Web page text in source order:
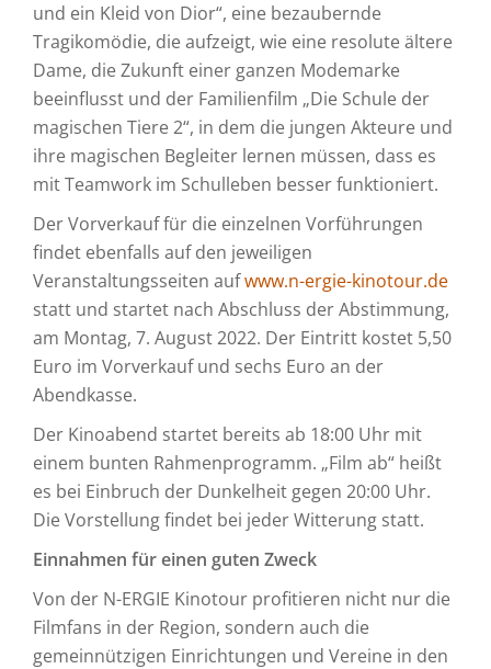
und ein Kleid von Dior“, eine bezaubernde
Tragikomödie, die aufzeigt, wie eine resolute ältere
Dame, die Zukunft einer ganzen Modemarke
beeinflusst und der Familienfilm „Die Schule der
magischen Tiere 2“, in dem die jungen Akteure und
ihre magischen Begleiter lernen müssen, dass es
mit Teamwork im Schulleben besser funktioniert.
Der Vorverkauf für die einzelnen Vorführungen
findet ebenfalls auf den jeweiligen
Veranstaltungsseiten aufwww.n-ergie-kinotour.de
statt und startet nach Abschluss der Abstimmung,
am Montag, 7. August 2022. Der Eintritt kostet 5,50
Euro im Vorverkauf und sechs Euro an der
Abendkasse.
Der Kinoabend startet bereits ab 18:00 Uhr mit
einem bunten Rahmenprogramm. „Film ab“ heißt
es bei Einbruch der Dunkelheit gegen 20:00 Uhr.
Die Vorstellung findet bei jeder Witterung statt.
Einnahmen für einen guten Zweck
Von der N-ERGIE Kinotour profitieren nicht nur die
Filmfans in der Region, sondern auch die
gemeinnützigen Einrichtungen und Vereine in den